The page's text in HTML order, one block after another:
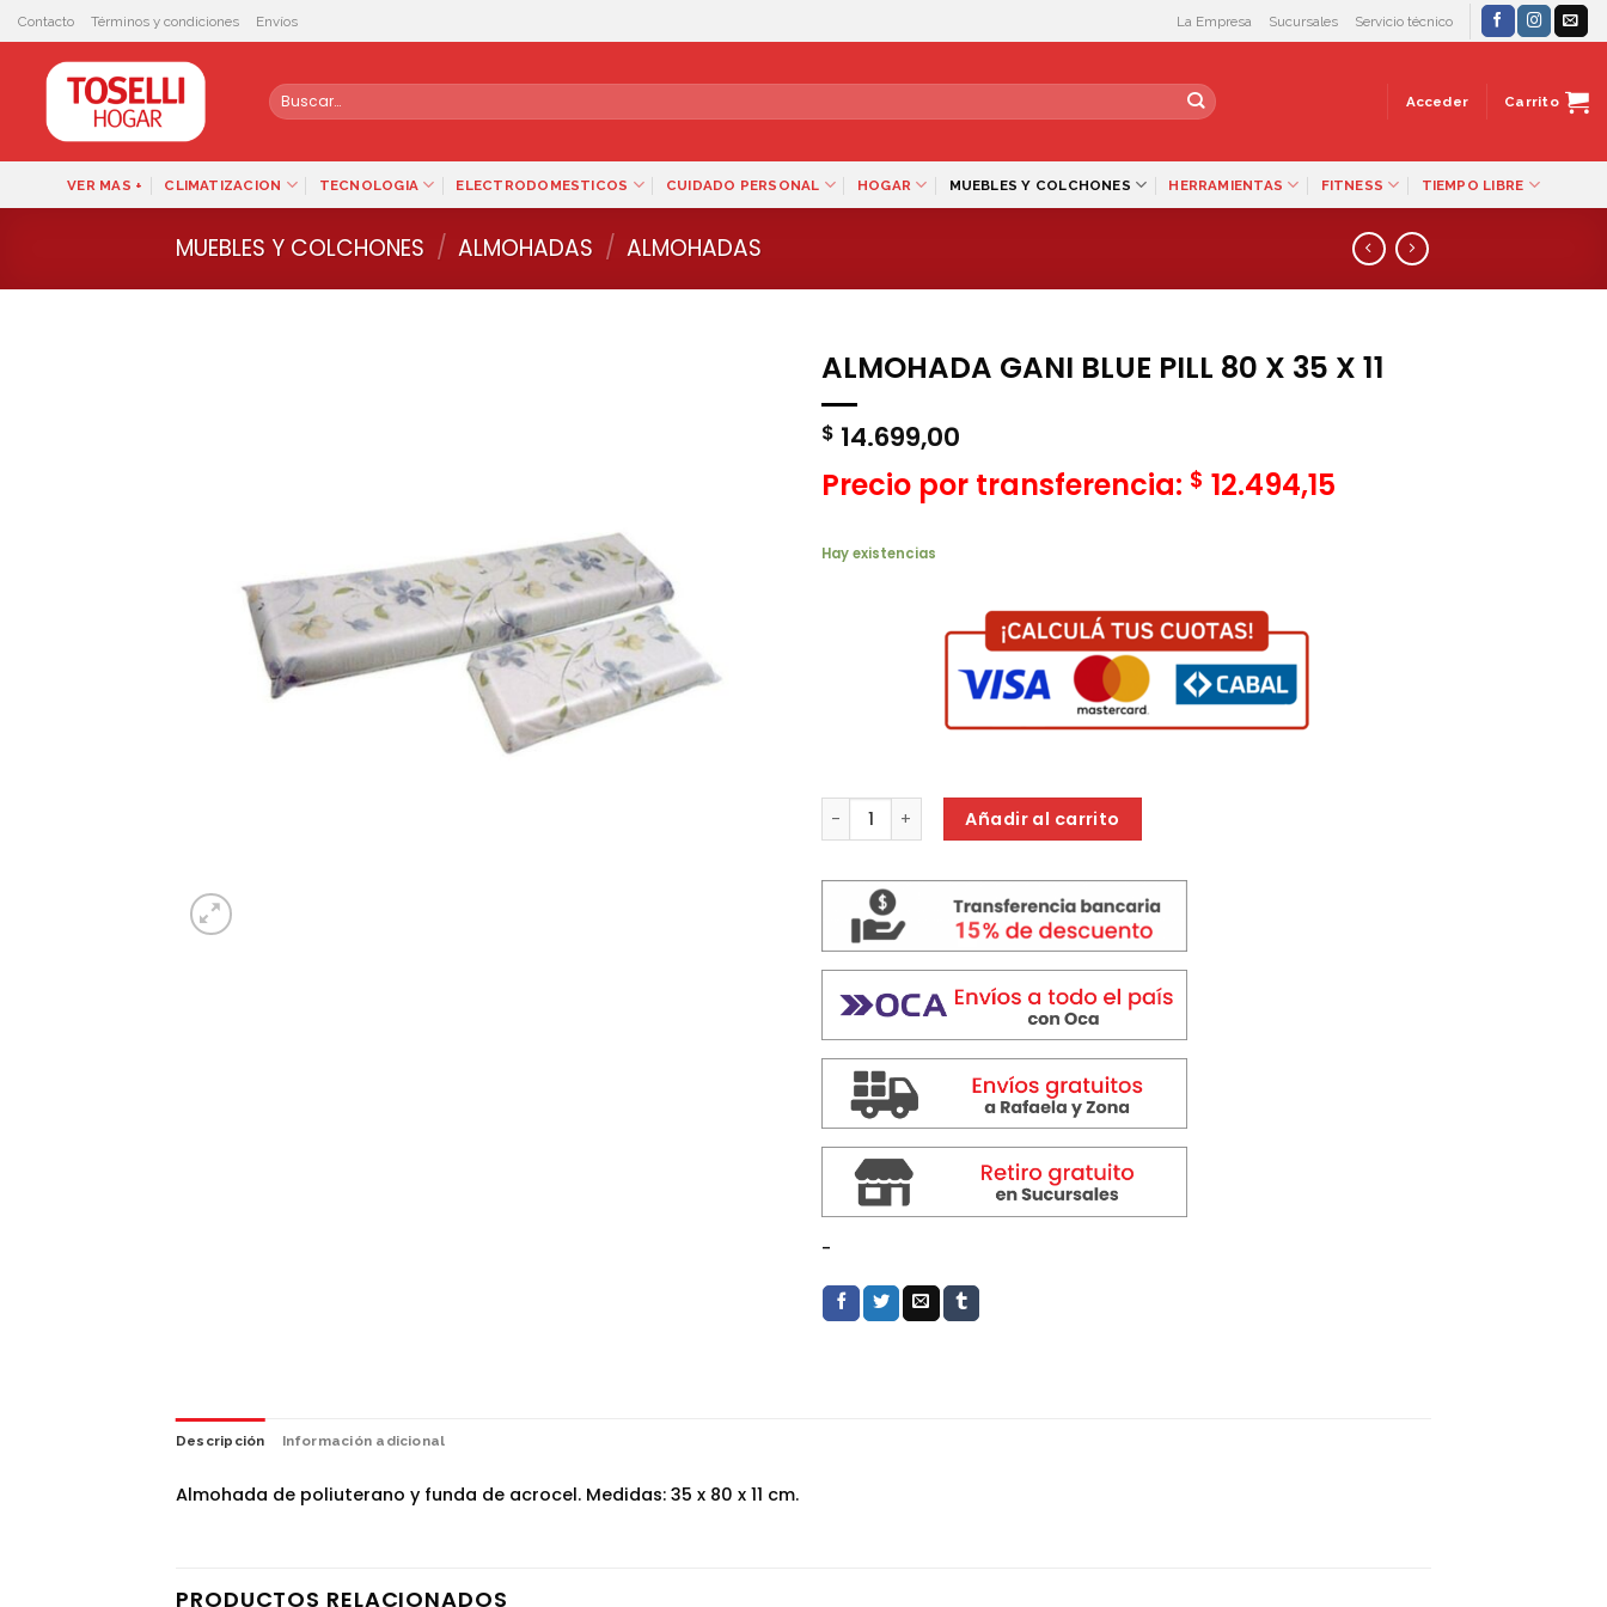
Skip
to
content
Contacto Términos y condiciones Envíos La Empresa Sucursales Servicio técnico
Buscar
por:
Acceder Carrito
VER MAS + CLIMATIZACION TECNOLOGIA ELECTRODOMESTICOS CUIDADO PERSONAL HOGAR MUEBLES Y COLCHONES HERRAMIENTAS FITNESS TIEMPO LIBRE
MUEBLES Y COLCHONES / ALMOHADAS / ALMOHADAS
ALMOHADA GANI BLUE PILL 80 X 35 X 11
$ 14.699,00
Precio por transferencia: $ 12.494,15
Hay existencias
ALMOHADA GANI BLUE PILL 80 X 35 X 11 cantidad
Añadir al carrito
-
Descripción Información adicional
Almohada de poliuterano y funda de acrocel. Medidas: 35 x 80 x 11 cm.
PRODUCTOS RELACIONADOS